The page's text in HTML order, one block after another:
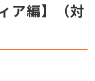
ア編】（対